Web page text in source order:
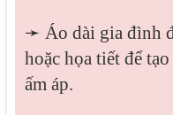
➛ Áo dài gia đình
hoặc họa tiết để
ấm áp.